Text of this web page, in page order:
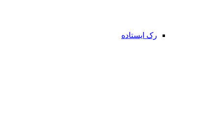
رک ایستاده